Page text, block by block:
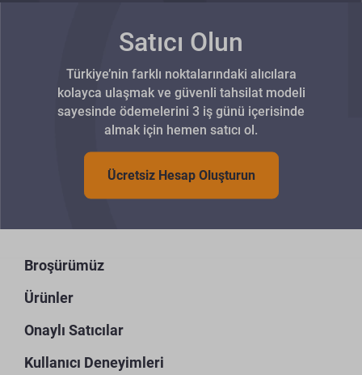
Satıcı Olun
Türkiye’nin farklı noktalarındaki alıcılara
kolayca ulaşmak ve güvenli tahsilat modeli
sayesinde ödemelerini 3 iş günü içerisinde
almak için hemen satıcı ol.
Ücretsiz Hesap Oluşturun
Broşürümüz
Ürünler
Onaylı Satıcılar
Kullanıcı Deneyimleri